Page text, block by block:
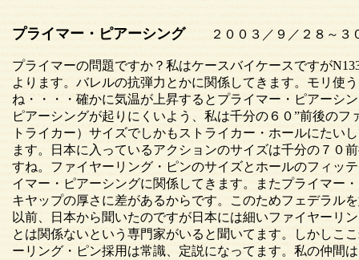
プライマー・ピアーシング２００３／９／２８～３０
プライマーの問題ですか？私はケースバイケースですが
よります。バレルの抗弾力とかに関係してきます。モリ使
ね・・・・確かに気温が上昇するとプライマー・ピアーシ
ピアーシングが起りにくいよう、私は千分の６０”前後の
トライカー）サイズでしかもストライカー・ホールにたい
ます。日本に入っているアクションのサイズは千分の７０
すね。ファイヤーリング・ピンのサイズとホールのフィッ
イマー・ピアーシングに関係してきます。またプライマー
キヤップの厚さに差があるからです。このためフェデラル
以前、日本から聞いたのですが日本には細いファイヤーリ
とは関係ないという専門家がいると聞いてます。しかしこ
ーリング・ピン採用は常識、定説になってます。私の仲間